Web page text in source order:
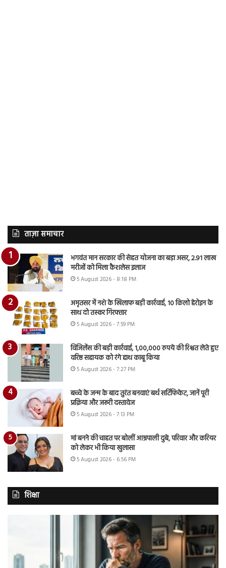
ताज़ा समाचार
भगवंत मान सरकार की सेहत योजना का बड़ा असर, 2.91 लाख
मरीजों को मिला कैशलेस इलाज
5 August 2026 - 8:18 PM
अमृतसर में नशे के खिलाफ बड़ी कार्रवाई, 10 किलो हेरोइन के
साथ दो तस्कर गिरफ्तार
5 August 2026 - 7:59 PM
विजिलेंस की बड़ी कार्रवाई, 1,00,000 रुपये की रिश्वत लेते हुए
वरिष्ठ सहायक को रंगे हाथ काबू किया
5 August 2026 - 7:27 PM
बच्चे के जन्म के बाद तुरंत बनवाएं बर्थ सर्टिफिकेट, जानें पूरी
प्रक्रिया और जरूरी दस्तावेज
5 August 2026 - 7:13 PM
मां बनने की चाहत पर बोलीं आम्रपाली दुबे, परिवार और करियर
को लेकर भी किया खुलासा
5 August 2026 - 6:56 PM
शिक्षा